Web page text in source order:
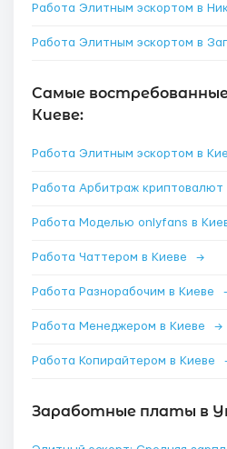
Работа Элитным эскортом в
Работа Элитным эскортом в
Самые
Киеве:
Работа Элитным эскортом в
Работа Арбитраж криптовалют
Работа Моделью onlyfans в
Работа Чаттером в Киеве →
Работа Разнорабочим в Киеве
Работа Менеджером в Киеве →
Работа Копирайтером в Киеве
Заработные платы в